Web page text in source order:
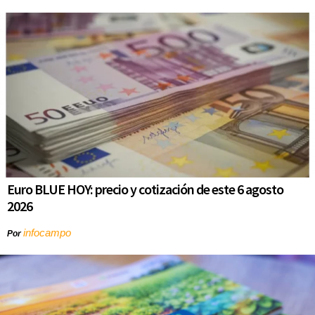
Euro BLUE HOY: precio y cotización de este 6 agosto
2026
Porinfocampo